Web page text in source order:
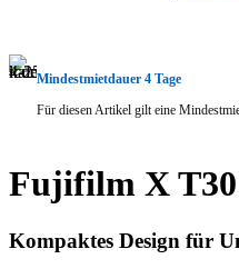
Mindestmietdauer 4 Tage
Für diesen Artikel gilt eine
Fujifilm X
Kompaktes Design für